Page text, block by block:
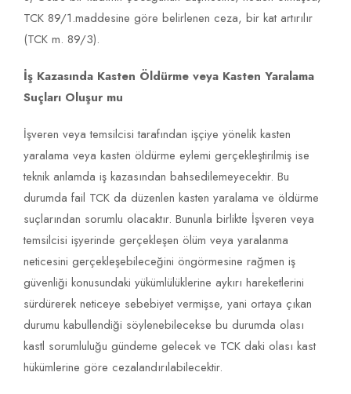
TCK 89/1.maddesine göre belirlenen ceza, bir kat artırılır
(TCK m. 89/3).
İş Kazasında Kasten Öldürme veya Kasten Yaralama
Suçları Oluşur mu
İşveren veya temsilcisi tarafından işçiye yönelik kasten
yaralama veya kasten öldürme eylemi gerçekleştirilmiş ise
teknik anlamda iş kazasından bahsedilemeyecektir. Bu
durumda fail TCK da düzenlen kasten yaralama ve öldürme
suçlarından sorumlu olacaktır. Bununla birlikte İşveren veya
temsilcisi işyerinde gerçekleşen ölüm veya yaralanma
neticesini gerçekleşebileceğini öngörmesine rağmen iş
güvenliği konusundaki yükümlülüklerine aykırı hareketlerini
sürdürerek neticeye sebebiyet vermişse, yani ortaya çıkan
durumu kabullendiği söylenebilecekse bu durumda olası
kastl sorumluluğu gündeme gelecek ve TCK daki olası kast
hükümlerine göre cezalandırılabilecektir.